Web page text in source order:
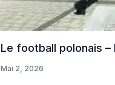
Le football polonais
Mai 2, 2026